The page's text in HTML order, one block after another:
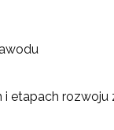
etapach